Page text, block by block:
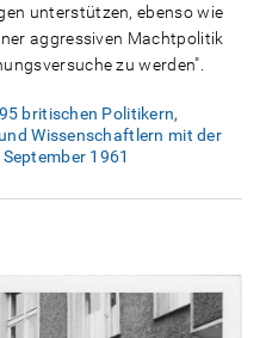
unterstützen, ebenso wie
aggressiven Machtpolitik
zu werden".
britischen Politikern,
Wissenschaftlern mit der
1961